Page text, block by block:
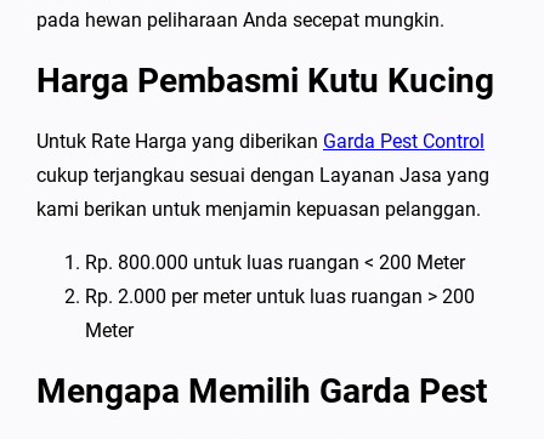
pada hewan peliharaan Anda secepat mungkin.
Harga Pembasmi Kutu Kucing
Untuk Rate Harga yang diberikan Garda Pest Control
cukup terjangkau sesuai dengan Layanan Jasa yang
kami berikan untuk menjamin kepuasan pelanggan.
Rp. 800.000 untuk luas ruangan < 200 Meter
Rp. 2.000 per meter untuk luas ruangan > 200
Meter
Mengapa Memilih Garda Pest